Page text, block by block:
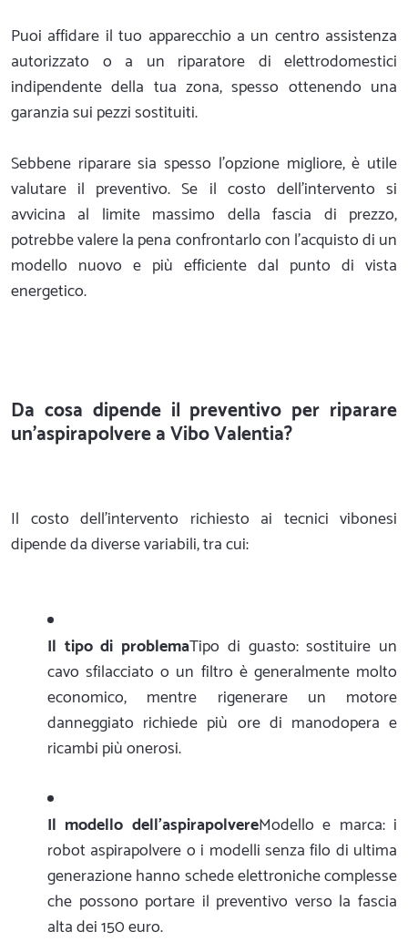
Puoi affidare il tuo apparecchio a un centro assistenza
autorizzato o a un riparatore di elettrodomestici
indipendente della tua zona, spesso ottenendo una
garanzia sui pezzi sostituiti.
Sebbene riparare sia spesso l'opzione migliore, è utile
valutare il preventivo. Se il costo dell'intervento si
avvicina al limite massimo della fascia di prezzo,
potrebbe valere la pena confrontarlo con l'acquisto di un
modello nuovo e più efficiente dal punto di vista
energetico.
Da cosa dipende il preventivo per riparare
un'aspirapolvere a Vibo Valentia?
Il costo dell'intervento richiesto ai tecnici vibonesi
dipende da diverse variabili, tra cui:
Il tipo di problemaTipo di guasto: sostituire un
cavo sfilacciato o un filtro è generalmente molto
economico, mentre rigenerare un motore
danneggiato richiede più ore di manodopera e
ricambi più onerosi.
Il modello dell'aspirapolvereModello e marca: i
robot aspirapolvere o i modelli senza filo di ultima
generazione hanno schede elettroniche complesse
che possono portare il preventivo verso la fascia
alta dei 150 euro.